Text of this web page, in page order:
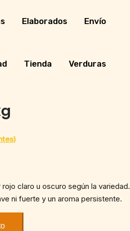
Elaborados Envío
Tienda Verduras
claro u oscuro según la variedad.
ni fuerte y un aroma persistente.